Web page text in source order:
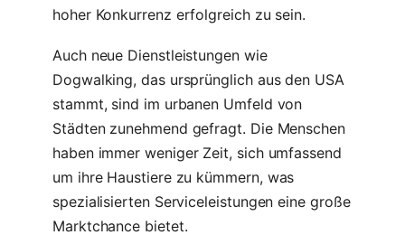
hoher Konkurrenz erfolgreich zu sein.
Auch neue Dienstleistungen wie
Dogwalking, das ursprünglich aus den USA
stammt, sind im urbanen Umfeld von
Städten zunehmend gefragt. Die Menschen
haben immer weniger Zeit, sich umfassend
um ihre Haustiere zu kümmern, was
spezialisierten Serviceleistungen eine große
Marktchance bietet.